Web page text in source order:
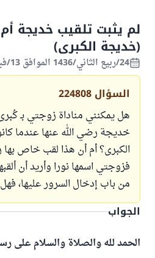
لم يثبت تلقيب خديجة أم
(خديجة الكبرى)
24/ربيع الثاني/1436 الموافق 13/فبراير/2015
السؤال 224808
هل يمكنني مناداة زوجتي بـ
خديجة رضي الله عنها عندما
الكبرى؟ أم أن هذا لقب خاص بها
فزوجتي اسمها نورا وأريد أن
من باب إدخال السرور عليها،
الجواب
الحمد لله والصلاة والسلام على